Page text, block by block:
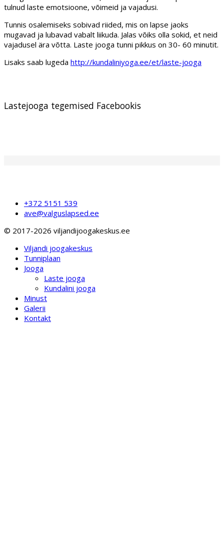
tulnud laste emotsioone, võimeid ja vajadusi.
Tunnis osalemiseks sobivad riided, mis on lapse jaoks
mugavad ja lubavad vabalt liikuda. Jalas võiks olla sokid, et neid
vajadusel ära võtta. Laste jooga tunni pikkus on 30- 60 minutit.
Lisaks saab lugeda http://kundaliniyoga.ee/et/laste-jooga
Lastejooga tegemised Facebookis
+372 5151 539
ave@valguslapsed.ee
© 2017-2026 viljandijoogakeskus.ee
Viljandi joogakeskus
Tunniplaan
Jooga
Laste jooga
Kundalini jooga
Minust
Galerii
Kontakt